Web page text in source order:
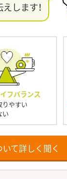
します！
フバランス
りやすい
い
て詳しく聞く